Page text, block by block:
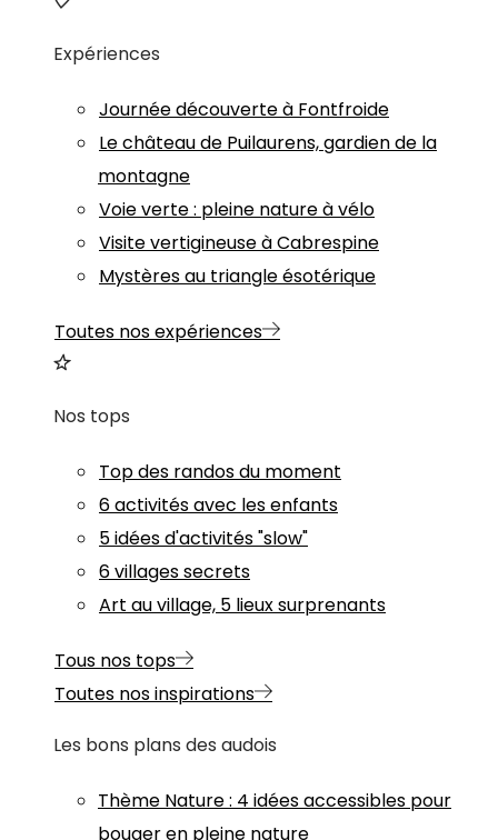
Expériences
Journée découverte à Fontfroide
Le château de Puilaurens, gardien de la
montagne
Voie verte : pleine nature à vélo
Visite vertigineuse à Cabrespine
Mystères au triangle ésotérique
Toutes nos expériences
Nos tops
Top des randos du moment
6 activités avec les enfants
5 idées d'activités "slow"
6 villages secrets
Art au village, 5 lieux surprenants
Tous nos tops
Toutes nos inspirations
Les bons plans des audois
Thème Nature: 4 idées accessibles pour
bouger en pleine nature